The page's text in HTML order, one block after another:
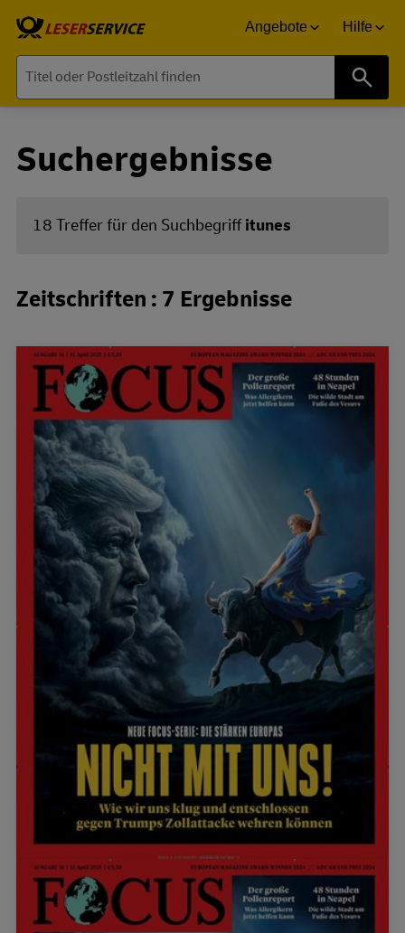
Angebote Hilfe
Suchergebnisse
18 Treffer für den Suchbegriffitunes
Zeitschriften : 7 Ergebnisse